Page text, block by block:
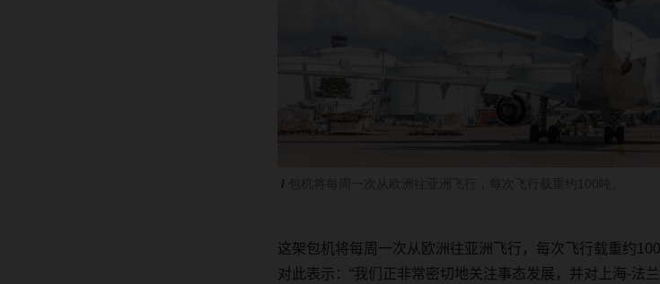
这架包机将每周一次从欧洲往亚洲飞行 ， 每次飞行载重约100
对此表示： “我们正非常密切地关注事态发展，并对上海-法